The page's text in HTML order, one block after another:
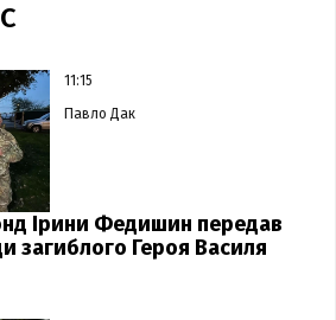
11:15
Павло Дак
Ірини Федишин передав
загиблого Героя Василя